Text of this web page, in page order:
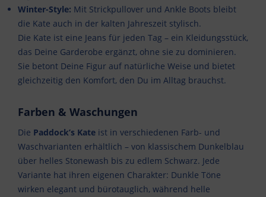
Winter-Style: Mit Strickpullover und Ankle Boots bleibt
die Kate auch in der kalten Jahreszeit stylisch.
Die Kate ist eine Jeans für jeden Tag – ein Kleidungsstück,
das Deine Garderobe ergänzt, ohne sie zu dominieren.
Sie betont Deine Figur auf natürliche Weise und bietet
gleichzeitig den Komfort, den Du im Alltag brauchst.
Farben & Waschungen
Die Paddock’s Kate ist in verschiedenen Farb- und
Waschvarianten erhältlich – von klassischem Dunkelblau
über helles Stonewash bis zu edlem Schwarz. Jede
Variante hat ihren eigenen Charakter: Dunkle Töne
wirken elegant und bürotauglich, während helle